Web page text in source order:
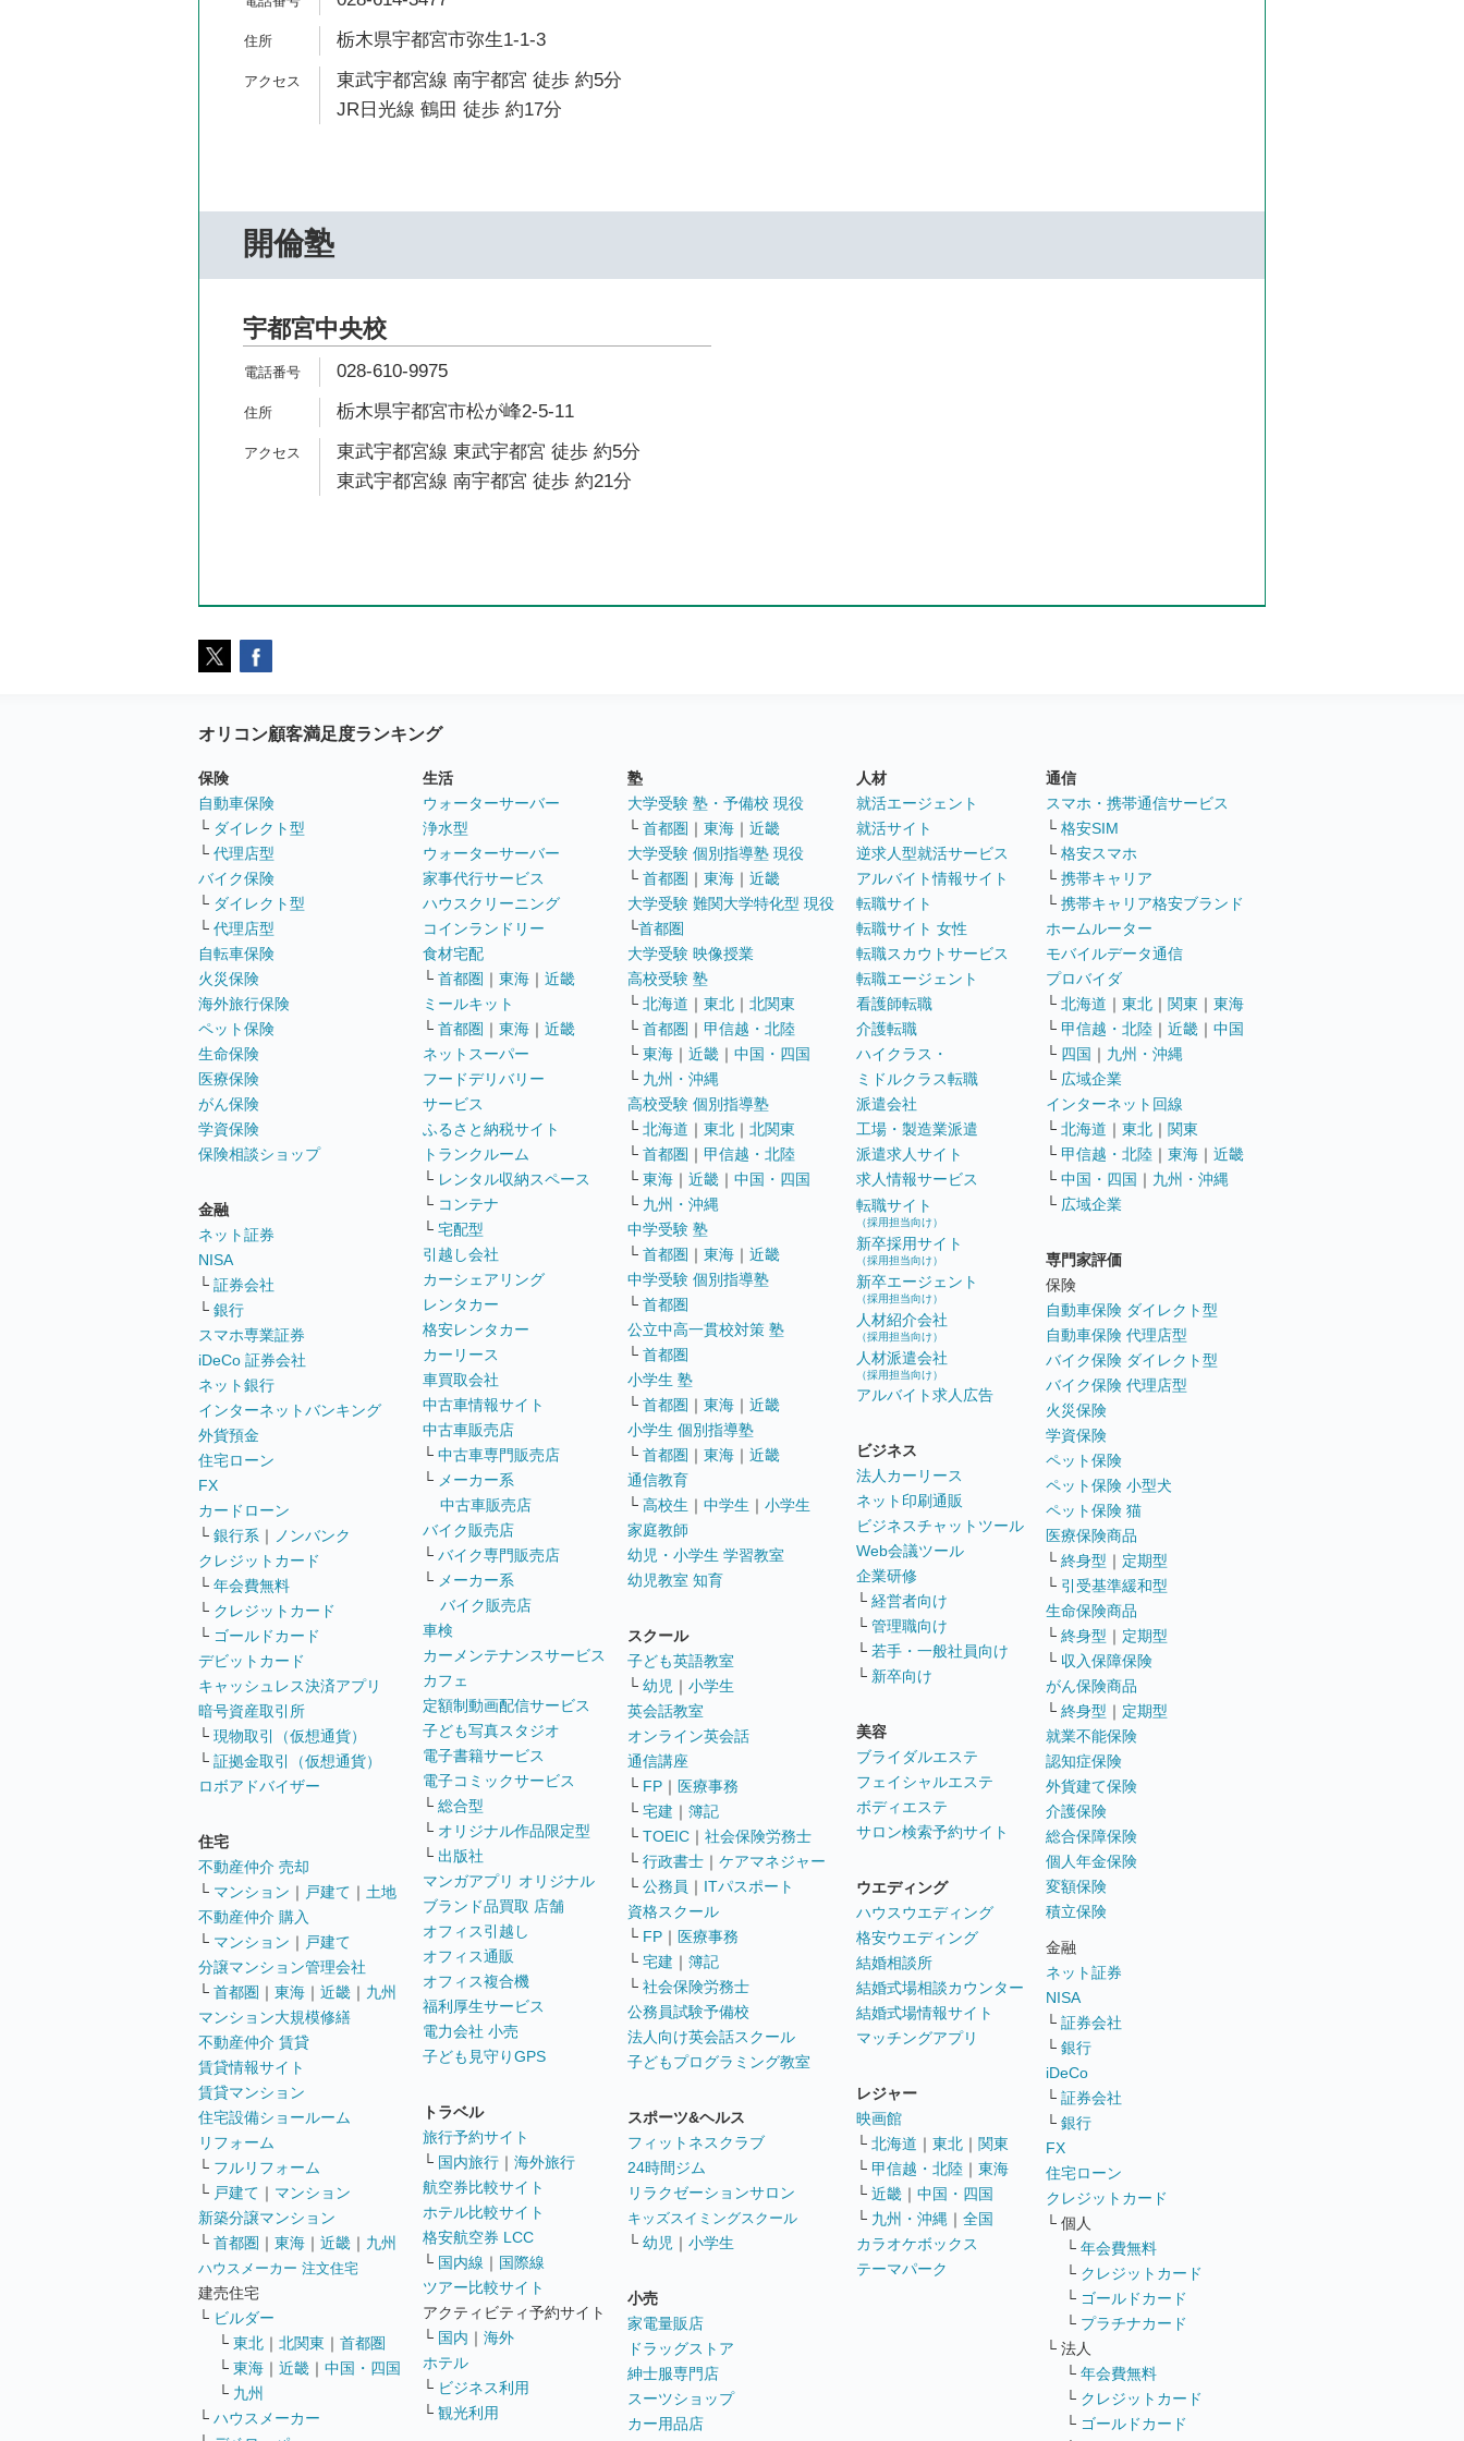
栃木県宇都宮市弥生1-1-3
東武宇都宮線 南宇都宮 徒歩 約5分
JR日光線 鶴田 徒歩 約17分
開倫塾
宇都宮中央校
028-610-9975
栃木県宇都宮市松が峰2-5-11
東武宇都宮線 東武宇都宮 徒歩 約5分
東武宇都宮線 南宇都宮 徒歩 約21分
オリコン顧客満足度ランキング
保険
自動車保険
└ ダイレクト型
└ 代理店型
バイク保険
└ ダイレクト型
└ 代理店型
自転車保険
火災保険
海外旅行保険
ペット保険
生命保険
医療保険
がん保険
学資保険
保険相談ショップ
金融
ネット証券
NISA
└ 証券会社
└ 銀行
スマホ専業証券
iDeCo 証券会社
ネット銀行
インターネットバンキング
外貨預金
住宅ローン
FX
カードローン
└ 銀行系 ｜
ノンバンク
クレジットカード
└ 年会費無料
└ クレジットカード
└ ゴールドカード
デビットカード
キャッシュレス決済アプリ
暗号資産取引所
└ 現物取引（仮想通貨）
└ 証拠金取引（仮想通貨）
ロボアドバイザー
住宅
不動産仲介 売却
└ マンション ｜ 戸建て ｜ 土地
不動産仲介 購入
└ マンション ｜ 戸建て
分譲マンション管理会社
└ 首都圏 ｜ 東海 ｜ 近畿 ｜ 九州
マンション大規模修繕
不動産仲介 賃貸
賃貸情報サイト
賃貸マンション
住宅設備ショールーム
リフォーム
└ フルリフォーム
└ 戸建て ｜ マンション
新築分譲マンション
└ 首都圏 ｜ 東海 ｜ 近畿 ｜ 九州
ハウスメーカー 注文住宅
建売住宅
└ ビルダー
└ 東北 ｜ 北関東 ｜ 首都圏
└ 東海 ｜ 近畿 ｜ 中国・四国
└ 九州
└ ハウスメーカー
生活
ウォーターサーバー
浄水型
ウォーターサーバー
家事代行サービス
ハウスクリーニング
コインランドリー
食材宅配
└ 首都圏 ｜ 東海 ｜ 近畿
ミールキット
└ 首都圏 ｜ 東海 ｜ 近畿
ネットスーパー
フードデリバリー
サービス
ふるさと納税サイト
トランクルーム
└ レンタル収納スペース
└ コンテナ
└ 宅配型
引越し会社
カーシェアリング
レンタカー
格安レンタカー
カーリース
車買取会社
中古車情報サイト
中古車販売店
└ 中古車専門販売店
└ メーカー系
中古車販売店
バイク販売店
└ バイク専門販売店
└ メーカー系
バイク販売店
車検
カーメンテナンスサービス
カフェ
定額制動画配信サービス
子ども写真スタジオ
電子書籍サービス
電子コミックサービス
└ 総合型
└ オリジナル作品限定型
└ 出版社
マンガアプリ オリジナル
ブランド品買取 店舗
オフィス引越し
オフィス通販
オフィス複合機
福利厚生サービス
電力会社 小売
子ども見守りGPS
トラベル
旅行予約サイト
└ 国内旅行 ｜ 海外旅行
航空券比較サイト
ホテル比較サイト
格安航空券 LCC
└ 国内線 ｜ 国際線
ツアー比較サイト
アクティビティ予約サイト
└ 国内 ｜ 海外
ホテル
└ ビジネス利用
└ 観光利用
塾
大学受験 塾・予備校 現役
└ 首都圏 ｜ 東海 ｜ 近畿
大学受験 個別指導塾 現役
└ 首都圏 ｜ 東海 ｜ 近畿
大学受験 難関大学特化型 現役
└首都圏
大学受験 映像授業
高校受験 塾
└ 北海道 ｜ 東北 ｜ 北関東
└ 首都圏 ｜ 甲信越・北陸
└ 東海 ｜ 近畿 ｜ 中国・四国
└ 九州・沖縄
高校受験 個別指導塾
└ 北海道 ｜ 東北 ｜ 北関東
└ 首都圏 ｜ 甲信越・北陸
└ 東海 ｜ 近畿 ｜ 中国・四国
└ 九州・沖縄
中学受験 塾
└ 首都圏 ｜ 東海 ｜ 近畿
中学受験 個別指導塾
└ 首都圏
公立中高一貫校対策 塾
└ 首都圏
小学生 塾
└ 首都圏 ｜ 東海 ｜ 近畿
小学生 個別指導塾
└ 首都圏 ｜ 東海 ｜ 近畿
通信教育
└ 高校生 ｜ 中学生 ｜ 小学生
家庭教師
幼児・小学生 学習教室
幼児教室 知育
スクール
子ども英語教室
└ 幼児 ｜ 小学生
英会話教室
オンライン英会話
通信講座
└ FP ｜ 医療事務
└ 宅建 ｜ 簿記
└ TOEIC ｜ 社会保険労務士
└ 行政書士 ｜ ケアマネジャー
└ 公務員 ｜ ITパスポート
資格スクール
└ FP ｜ 医療事務
└ 宅建 ｜ 簿記
└ 社会保険労務士
公務員試験予備校
法人向け英会話スクール
子どもプログラミング教室
スポーツ&ヘルス
フィットネスクラブ
24時間ジム
リラクゼーションサロン
キッズスイミングスクール
└ 幼児 ｜ 小学生
小売
家電量販店
ドラッグストア
紳士服専門店
スーツショップ
カー用品店
人材
就活エージェント
就活サイト
逆求人型就活サービス
アルバイト情報サイト
転職サイト
転職サイト 女性
転職スカウトサービス
転職エージェント
看護師転職
介護転職
ハイクラス・
ミドルクラス転職
派遣会社
工場・製造業派遣
派遣求人サイト
求人情報サービス
転職サイト
（採用担当向け）
新卒採用サイト
（採用担当向け）
新卒エージェント
（採用担当向け）
人材紹介会社
（採用担当向け）
人材派遣会社
（採用担当向け）
アルバイト求人広告
ビジネス
法人カーリース
ネット印刷通販
ビジネスチャットツール
Web会議ツール
企業研修
└ 経営者向け
└ 管理職向け
└ 若手・一般社員向け
└ 新卒向け
美容
ブライダルエステ
フェイシャルエステ
ボディエステ
サロン検索予約サイト
ウエディング
ハウスウエディング
格安ウエディング
結婚相談所
結婚式場相談カウンター
結婚式場情報サイト
マッチングアプリ
レジャー
映画館
└ 北海道 ｜ 東北 ｜ 関東
└ 甲信越・北陸 ｜ 東海
└ 近畿 ｜ 中国・四国
└ 九州・沖縄 ｜ 全国
カラオケボックス
テーマパーク
通信
スマホ・携帯通信サービス
└ 格安SIM
└ 格安スマホ
└ 携帯キャリア
└ 携帯キャリア格安ブランド
ホームルーター
モバイルデータ通信
プロバイダ
└ 北海道 ｜ 東北 ｜ 関東 ｜ 東海
└ 甲信越・北陸 ｜ 近畿 ｜ 中国
└ 四国 ｜ 九州・沖縄
└ 広域企業
インターネット回線
└ 北海道 ｜ 東北 ｜ 関東
└ 甲信越・北陸 ｜ 東海 ｜ 近畿
└ 中国・四国 ｜ 九州・沖縄
└ 広域企業
専門家評価
保険
自動車保険 ダイレクト型
自動車保険 代理店型
バイク保険 ダイレクト型
バイク保険 代理店型
火災保険
学資保険
ペット保険
ペット保険 小型犬
ペット保険 猫
医療保険商品
└ 終身型 ｜ 定期型
└ 引受基準緩和型
生命保険商品
└ 終身型 ｜ 定期型
└ 収入保障保険
がん保険商品
└ 終身型 ｜ 定期型
就業不能保険
認知症保険
外貨建て保険
介護保険
総合保障保険
個人年金保険
変額保険
積立保険
金融
ネット証券
NISA
└ 証券会社
└ 銀行
iDeCo
└ 証券会社
└ 銀行
FX
住宅ローン
クレジットカード
└ 個人
└ 年会費無料
└ クレジットカード
└ ゴールドカード
└ プラチナカード
└ 法人
└ 年会費無料
└ クレジットカード
└ ゴールドカード